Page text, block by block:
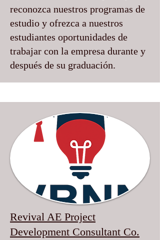
reconozca nuestros programas de
estudio y ofrezca a nuestros
estudiantes oportunidades de
trabajar con la empresa durante y
después de su graduación.
Revival AE Project
Development Consultant Co.